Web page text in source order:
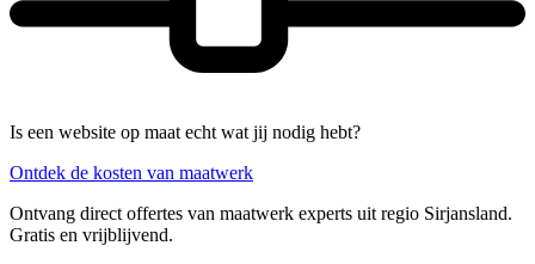
Is een website op maat echt wat jij nodig hebt?
Ontdek de kosten van maatwerk
Ontvang direct offertes van maatwerk experts uit regio Sirjansland.
Gratis en vrijblijvend.